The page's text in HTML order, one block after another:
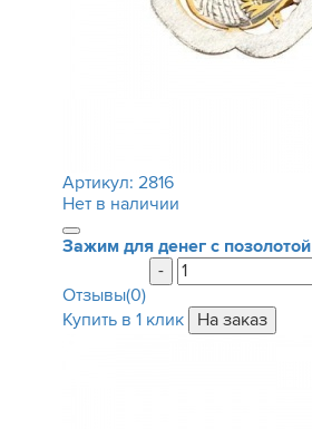
Артикул: 2816
Нет в наличии
Зажим для денег с позолотой
-
Отзывы(0)
Купить в 1 клик